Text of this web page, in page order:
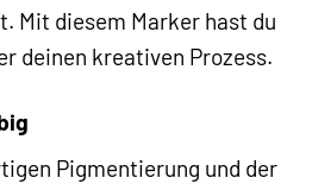
Mit diesem Marker hast du
deinen kreativen Prozess.
Pigmentierung und der